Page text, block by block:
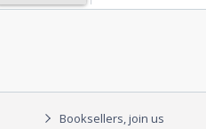
Booksellers, join us